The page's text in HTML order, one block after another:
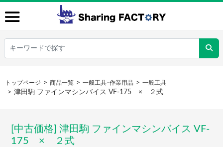
トップページ 商品一覧 一般工具･作業用品 一般工具
津田駒 ファインマシンバイス VF-175 × ２式
[中古価格] 津田駒 ファインマシンバイス VF-
175 × ２式